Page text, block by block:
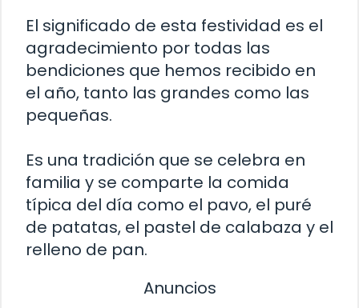
El significado de esta festividad es el
agradecimiento por todas las
bendiciones que hemos recibido en
el año, tanto las grandes como las
pequeñas.
Es una tradición que se celebra en
familia y se comparte la comida
típica del día como el pavo, el puré
de patatas, el pastel de calabaza y el
relleno de pan.
Anuncios